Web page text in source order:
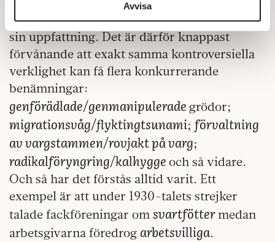
information från din enhet till de sociala medier och
annons- och analysföretag som vi samarbetar med.
Dessa kan i sin tur kombinera informationen med annan
information som du har tillhandahållit eller som de har
samlat in när du har använt deras tjänster.
Om du vill läsa mer om hur vi hanterar personuppgifter
kan du göra det här
Avvisa
olika bedömningar och vill tvinga på andra
sin uppfattning. Det är därför knappast
förvånande att exakt samma kontroversiella
verklighet kan få flera konkurrerande
benämningar:
genförädlade/genmanipulerade grödor;
migrationsvåg/flyktingtsunami; förvaltning
av vargstammen/rovjakt på varg;
radikalföryngring/kalhygge och så vidare.
Och så har det förstås alltid varit. Ett
exempel är att under 1930-talets strejker
talade fackföreningar omsvartföttermedan
arbetsgivarna föredrog arbetsvilliga.